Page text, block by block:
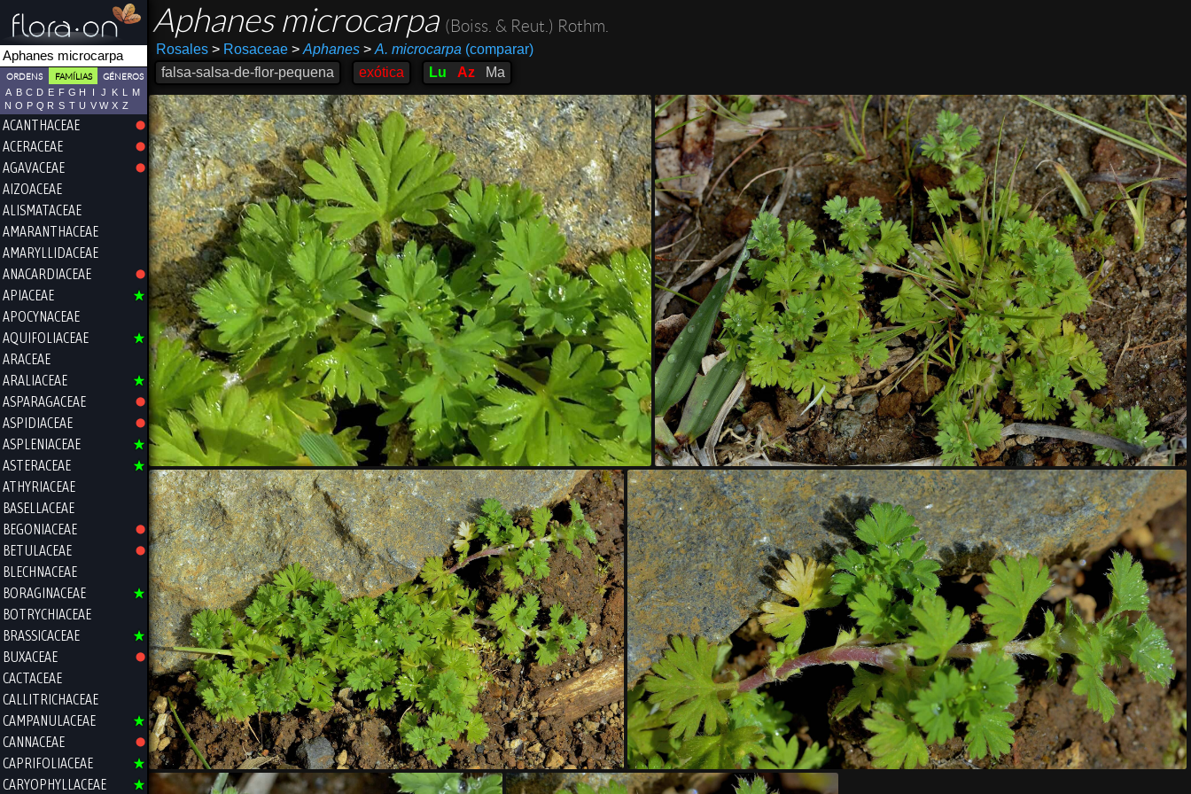
ORDENS FAMÍLIAS GÉNEROS
A B C D E F G H I J K L
M
N O P Q R S T U V W X Z
ACANTHACEAE
ACERACEAE
AGAVACEAE
AIZOACEAE
ALISMATACEAE
AMARANTHACEAE
AMARYLLIDACEAE
ANACARDIACEAE
APIACEAE
APOCYNACEAE
AQUIFOLIACEAE
ARACEAE
ARALIACEAE
ASPARAGACEAE
ASPIDIACEAE
ASPLENIACEAE
ASTERACEAE
ATHYRIACEAE
BASELLACEAE
BEGONIACEAE
BETULACEAE
BLECHNACEAE
BORAGINACEAE
BOTRYCHIACEAE
BRASSICACEAE
BUXACEAE
CACTACEAE
CALLITRICHACEAE
CAMPANULACEAE
CANNACEAE
CAPRIFOLIACEAE
CARYOPHYLLACEAE
Aphanes microcarpa (Boiss. & Reut.) Rothm.
Rosales >Rosaceae > Aphanes > A. microcarpa (comparar)
falsa-salsa-de-flor-pequena
exótica Lu Az Ma